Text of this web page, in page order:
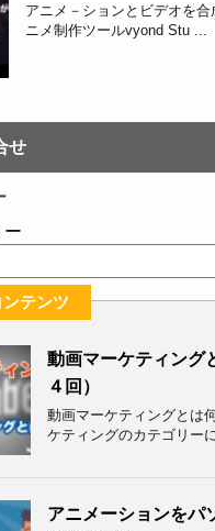
アニメ－ションとビデオを
ニメ制作ツールvyond Stu ...
せ
ー
テンツ
動画マーケティング
４回）
動画マーケティングとは
ケティングのカテゴリー
アニメーションをパ